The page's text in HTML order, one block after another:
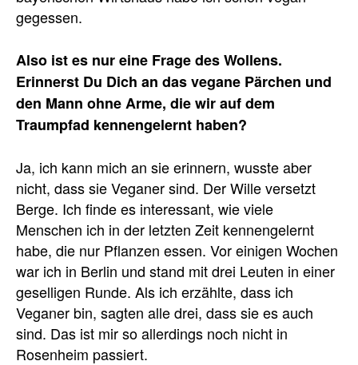
gegessen.
Also ist es nur eine Frage des Wollens.
Erinnerst Du Dich an das vegane Pärchen und
den Mann ohne Arme, die wir auf dem
Traumpfad kennengelernt haben?
Ja, ich kann mich an sie erinnern, wusste aber
nicht, dass sie Veganer sind. Der Wille versetzt
Berge. Ich finde es interessant, wie viele
Menschen ich in der letzten Zeit kennengelernt
habe, die nur Pflanzen essen. Vor einigen Wochen
war ich in Berlin und stand mit drei Leuten in einer
geselligen Runde. Als ich erzählte, dass ich
Veganer bin, sagten alle drei, dass sie es auch
sind. Das ist mir so allerdings noch nicht in
Rosenheim passiert.